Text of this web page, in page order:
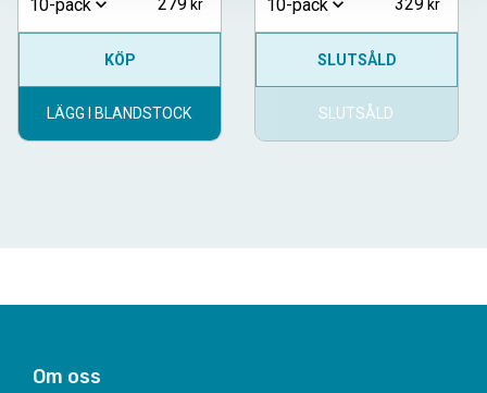
10-pack 279
KÖP
LÄGG I BLANDSTOCK
10-pack 329
SLUTSÅLD
SLUTSÅLD
Om oss